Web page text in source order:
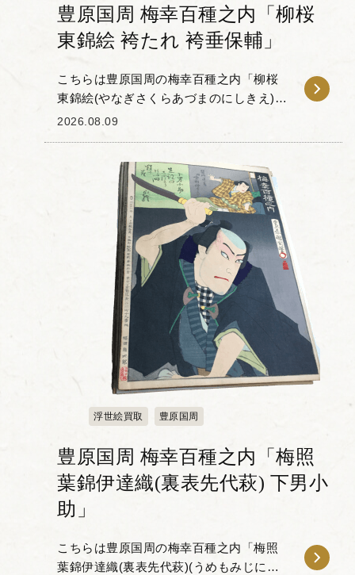
豊原国周 梅幸百種之内「柳桜
東錦絵 袴たれ 袴垂保輔」
こちらは豊原国周の梅幸百種之内「柳桜
東錦絵(やなぎさくらあづまのにしきえ)袴
たれ 袴垂保輔」です。 「梅幸百種(ばい
2026.08.09
浮世絵買取 豊原国周
豊原国周 梅幸百種之内「梅照
葉錦伊達織(裏表先代萩) 下男小
助」
こちらは豊原国周の梅幸百種之内「梅照
葉錦伊達織(裏表先代萩)(うめもみじにし